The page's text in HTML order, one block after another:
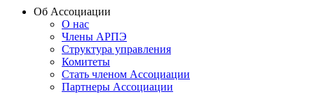
Об Ассоциации
О нас
Члены АРПЭ
Структура управления
Комитеты
Стать членом Ассоциации
Партнеры Ассоциации